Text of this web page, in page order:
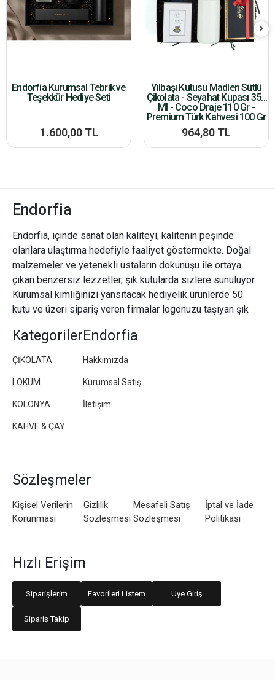
Endorfia Kurumsal Tebrik ve
Teşekkür Hediye Seti
1.600,00 TL
Yılbaşı Kutusu Madlen Sütlü
Çikolata - Seyahat Kupası 350
Ml - Coco Draje 110 Gr -
Premium Türk Kahvesi 100 Gr
964,80 TL
Endorfia
Endorfia, içinde sanat olan kaliteyi, kalitenin peşinde
olanlara ulaştırma hedefiyle faaliyet göstermekte. Doğal
malzemeler ve yetenekli ustaların dokunuşu ile ortaya
çıkan benzersiz lezzetler, şık kutularda sizlere sunuluyor.
Kurumsal kimliğinizi yansıtacak hediyelik ürünlerde 50
kutu ve üzeri sipariş veren firmalar logonuzu taşıyan şık
Kategoriler
ÇİKOLATA
LOKUM
KOLONYA
KAHVE & ÇAY
Endorfia
Hakkımızda
Kurumsal Satış
İletişim
Sözleşmeler
Kişisel Verilerin
Korunması
Gizlilik
Sözleşmesi
Mesafeli Satış
Sözleşmesi
İptal ve İade
Politikası
Hızlı Erişim
Siparişlerim Favorileri Listem Üye Giriş
Sipariş Takip